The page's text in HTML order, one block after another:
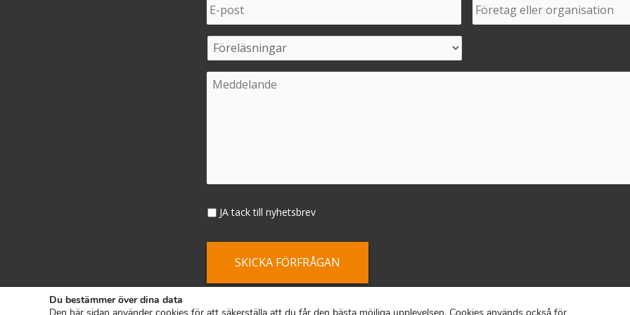
JA tack till nyhetsbrev
Copyright © 2026 |Tina Thörner| Sekretesspolicy
Du bestämmer över dina data